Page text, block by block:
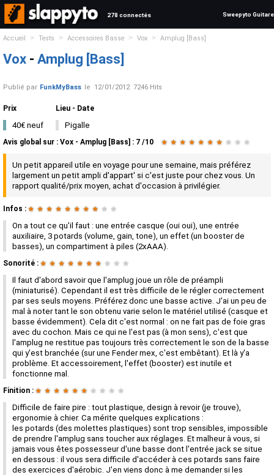
278 connectés Sweepyto Guitare
Accueil > Tests > Accessoires Basse > Vox > Amplug [Bass]
Vox - Amplug [Bass]
Publié par FunkMyBass le 12/01/2012 7246 Hits
Prix
40€ neuf
Lieu - Date
Pigalle
Avis global sur : Vox - Amplug [Bass] : 7 /10 ★ ★ ★ ★ ★ ★ ★ ★ ★ ★
Un petit appareil utile en voyage pour une semaine, mais préférez
largement un petit ampli d'appart' si c'est juste pour chez vous. Un
rapport qualité/prix moyen, achat d'occasion à privilégier.
Infos : ★ ★ ★ ★ ★ ★ ★ ★ ★ ★
On a tout ce qu'il faut : une entrée casque (oui oui), une entrée
auxiliaire, 3 potards (volume, gain, tone), un effet (un booster de
basses), un compartiment à piles (2xAAA).
Sonorité : ★ ★ ★ ★ ★ ★ ★ ★ ★ ★
Il faut d'abord savoir que l'amplug joue un rôle de préampli
(miniaturisé). Cependant il est très difficile de le régler correctement
par ses seuls moyens. Préférez donc une basse active. J'ai un peu de
mal à noter tant le son obtenu varie selon le matériel utilisé (casque et
basse évidemment). Cela dit c'est normal : on ne fait pas de foie gras
avec du cochon. Mais ce qui ne l'est pas (à mon sens), c'est que
l'amplug ne restitue pas toujours très correctement le son de la basse
qui y'est branchée (sur une Fender mex, c'est embêtant). Et là y'a
problème. Et accessoirement, l'effet (booster) est inutile et
fonctionne mal.
Finition : ★ ★ ★ ★ ★ ★ ★ ★ ★ ★
Difficile de faire pire : tout plastique, design à revoir (je trouve),
ergonomie à chier. Ca mérite quelques explications :
les potards (des molettes plastiques) sont trop sensibles, impossible
de prendre l'amplug sans toucher aux réglages. Et malheur à vous, si
jamais vous êtes possesseur d'une basse dont l'entrée jack se situe
en dessous : il vous sera difficile d'accéder à ces potards sans faire
des exercices d'aérobic. J'en viens donc à me demander si les